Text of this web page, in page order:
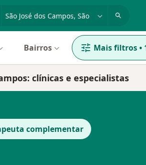
cidade ou região
Bairros Mais filtros•
clínicas e especialistas
complementar